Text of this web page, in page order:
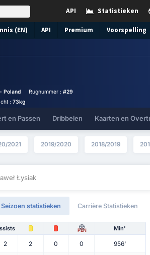
Statistieken
API
(EN) API Premium Voorspelling
Poland Rugnummer : #29
:73kg
en Passen Dribbelen Kaarten en
2021 2019/2020 2018/2019
Łysiak
Seizoen statistieken Carrière Statistieken
PEN Min'
2 2 0 0 956'